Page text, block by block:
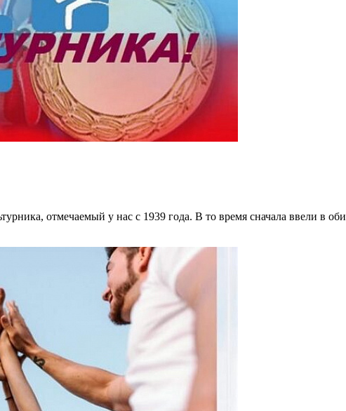
отмечаемый у нас с 1939 года. В то время сначала ввели в